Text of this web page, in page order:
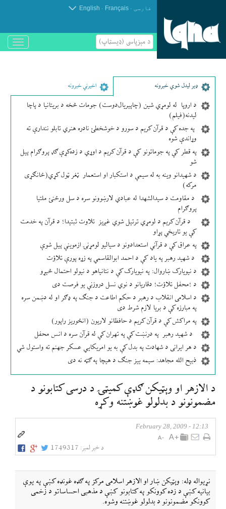
فارسی .
Français
.
English
د مېزپاسى (ډیسټاپ)
باز
و
ډير لیدل شوي خبرونه اخیرني خبرونه
د اروپا له لومړي شین (چاپېریال‌دوست) جومات څخه د بریتانیا د پاچا
لیدنه(فیلم)
په جده کې د قرآن کریم د سورو د خوشخطئ نادره هنري تابلو نندارې ته
وړاندې شوه
په قطر کې په جوماتونو کې د قرآن کریم د اوړي د زده‌کړې ګډ پروګرام پیل
شو
د شهیدانو وینه به له سیمې د استکبار او استعمار ټغر ټول کړي(ځانګړی
مرکه)
د مقاومت د سیدالشهدا له عبادي لارښوونو سره د سل ورځنئ ملتیا
پروګرام
د قرآن کریم د لومړي ترتیل شوي غږیز تلاوت ثبتیدا؛ د قرآن په خدمت
کې یو تاریخي پړاو
په عراق کې د قرآني استعدادونو د سیالیو لومړنۍ ازموینې پیل شوې
د شهید رهبر په یاد کې د احمد ابوالقاسمي په زړه پورې تلاؤت
د نیویارک ښاروال: په نیویارک کې د نتانیاهو د نیولو احتمال څېړو
د ؛محفل تلاؤت؛ دقاریانو د نوي نسل دروزنې یو فرصت دی
د اسلامی انقلاب د رهبر د حکم اطاعت د جنګ په ډګر او له دښمن سره
په مبارزه کې د بریا لازم شرط دی
په مراکش کې د قرآن کریم د حافظانو لاریون (انځوریز راپور)
د شهید رهبر په درنښت کې په تهران کې له قرآن سره د انس محفل
د هر ایرانی د شهادت په بدل کې به یو امریکایي عسکر جهنم ته واستول شي
ذبیح الله مجاهد: سیمه ییز جنګ د هیچا په ګټه نه دی
د الازهر او وېټيكن ګډې كمیټۍ د درسی كتابونو د
مضمونونو د بدلولو غوښتنه وكړه
12:13 - February 28, 2009
د خبر لمبر: 1749317
نړيواله ډله: وېټيكن ښار او الازهر اسلامی مركز په ګډه غونډه كښې په يوې
بيانيه كښې د زده كوونكو په كتابونو كښې د مذهبی احساساتو د زخمی
كوونكو مضمونونو د بدلولو غوښتنه وشوه.